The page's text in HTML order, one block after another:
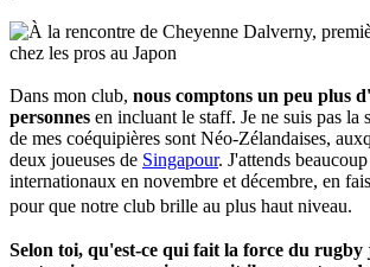
Dans mon club, nous comptons un peu plus
personnes en incluant le staff. Je ne suis pas la
de mes coéquipières sont Néo-Zélandaises,
deux joueuses de Singapour. J'attends
internationaux en novembre et décembre, en
pour que notre club brille au plus haut niveau.
Selon toi, qu'est-ce qui fait la force du rugby